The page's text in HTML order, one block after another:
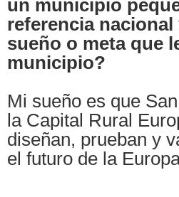
un municipio
referencia
sueño o meta que
municipio?
Mi sueño es que
la Capital Rural
diseñan, prueban y
el futuro de la